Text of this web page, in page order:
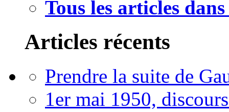
Tous les articles
Articles récents
Prendre la suite de
1er mai 1950,